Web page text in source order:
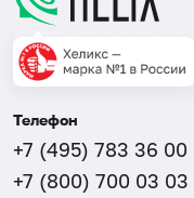
Телефон
+7 (495) 783 36 00
+7 (800) 700 03 03